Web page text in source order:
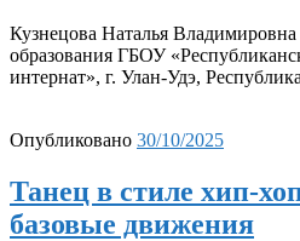
Кузнецова Наталья
образования ГБОУ
интернат», г. Улан-Удэ,
Опубликовано 30/10/2025
Танец в стиле хип-
базовые движения